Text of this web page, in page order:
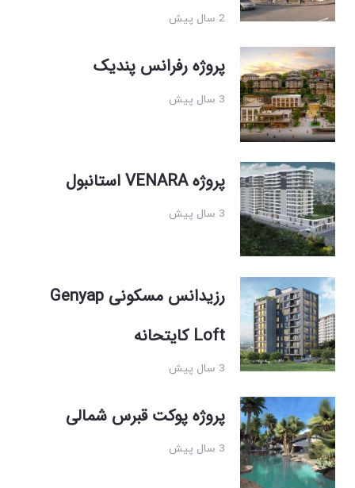
2 سال پیش
پروژه رفرانس پندیک
3 سال پیش
پروژه VENARA استانبول
3 سال پیش
رزیدانس مسکونی Genyap
Loft کایتحانه
3 سال پیش
پروژه پوکت قبرس شمالی
3 سال پیش